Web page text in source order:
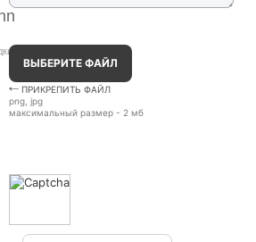
ВЫБЕРИТЕ ФАЙЛ
ПРИКРЕПИТЬ ФАЙЛ
png, jpg
максимальный размер - 2 мб